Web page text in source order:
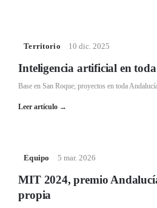
Territorio 10 dic. 2025
Inteligencia artificial en
Base en San Roque; proyectos en toda
Leer artículo →
Equipo 5 mar. 2026
MIT 2024, premio
propia